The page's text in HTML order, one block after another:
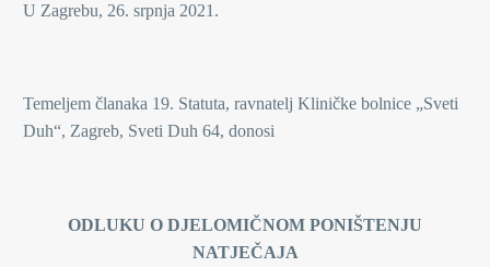
U Zagrebu, 26. srpnja 2021.
Temeljem članaka 19. Statuta, ravnatelj Kliničke bolnice „Sveti
Duh“, Zagreb, Sveti Duh 64, donosi
ODLUKU O DJELOMIČNOM PONIŠTENJU
NATJEČAJA